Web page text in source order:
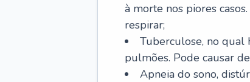
à morte nos piores
respirar;
Tuberculose, no qual
pulmões. Pode causar
Apneia do sono,